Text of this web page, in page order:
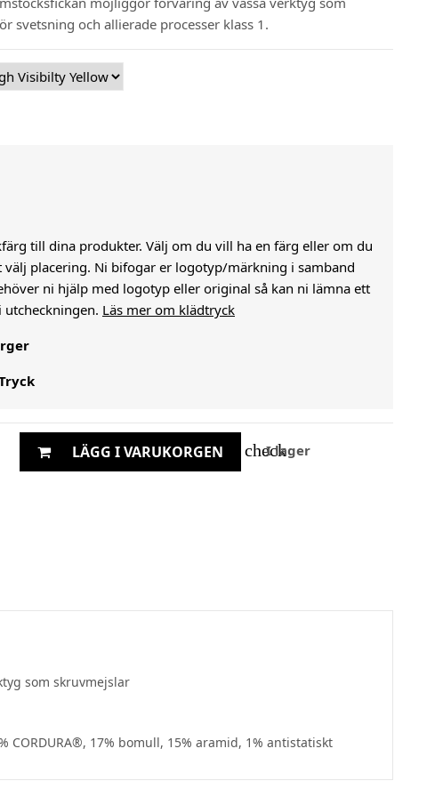
svetsning och allierade processer klass 1.
till dina produkter. Välj om du vill ha en färg eller om du
placering. Ni bifogar er logotyp/märkning i samband
ni hjälp med logotyp eller original så kan ni lämna ett
Läs mer om klädtryck
LÄGG I VARUKORGEN check
I lager
som skruvmejslar
17% bomull, 15% aramid, 1% antistatiskt